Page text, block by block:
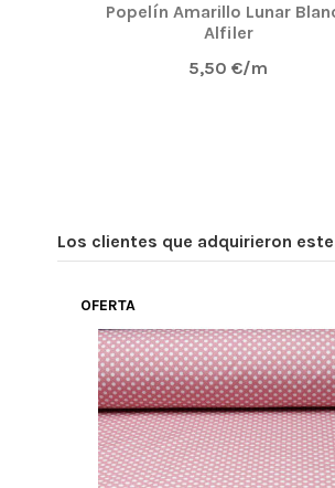
Popelín Amarillo Lunar
Alfiler
5,50 €/m
Los clientes que adquirieron
OFERTA